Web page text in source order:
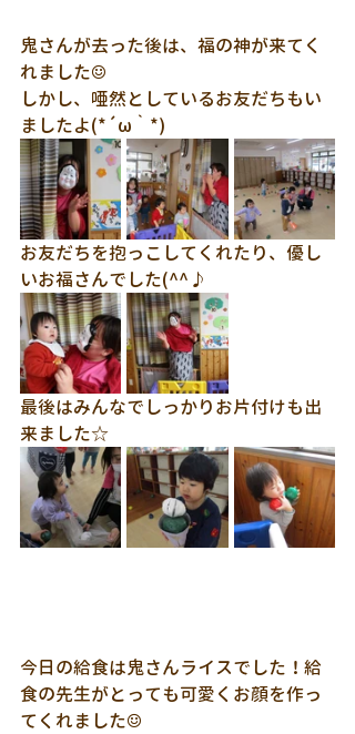
鬼さんが去った後は、福の神が来てく
れました☺
しかし、唖然としているお友だちもい
ましたよ(*´ω｀*)
お友だちを抱っこしてくれたり、優し
いお福さんでした(^^♪
最後はみんなでしっかりお片付けも出
来ました☆
今日の給食は鬼さんライスでした！給
食の先生がとっても可愛くお顔を作っ
てくれました☺